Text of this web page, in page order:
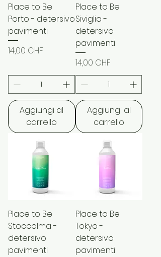
Place to Be
Porto - detersivo
pavimenti
Prezzo
14,00 CHF
Aggiungi al
carrello
Place to Be
Siviglia -
detersivo
pavimenti
Prezzo
14,00 CHF
Aggiungi al
carrello
Place to Be
Stoccolma -
detersivo
pavimenti
Place to Be
Tokyo -
detersivo
pavimenti